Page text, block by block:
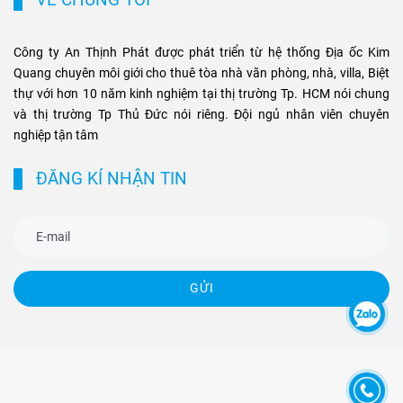
này.
Công ty An Thịnh Phát được phát triển từ hệ thống Địa ốc Kim
Quang chuyên môi giới cho thuê tòa nhà văn phòng, nhà, villa, Biệt
thự với hơn 10 năm kinh nghiệm tại thị trường Tp. HCM nói chung
và thị trường Tp Thủ Đức nói riêng. Đội ngủ nhân viên chuyên
nghiệp tận tâm
ĐĂNG KÍ NHẬN TIN
GỬI